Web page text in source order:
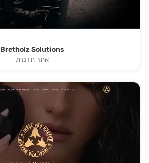
Bretholz Solutions
אתר תדמית